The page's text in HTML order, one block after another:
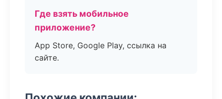
Где взять мобильное
приложение?
App Store, Google Play, ссылка на
сайте.